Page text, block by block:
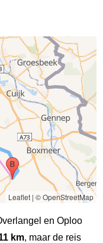
Leaflet| © OpenStreetMap
en Oploo
km, maar de reis